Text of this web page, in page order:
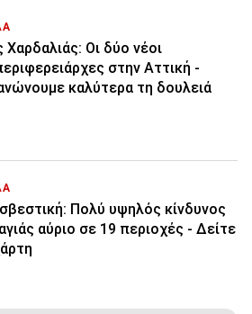
Χαρδαλιάς: Οι δύο νέοι
στην Αττική -
καλύτερα τη δουλειά
Πολύ υψηλός κίνδυνος
αύριο σε 19 περιοχές - Δείτε